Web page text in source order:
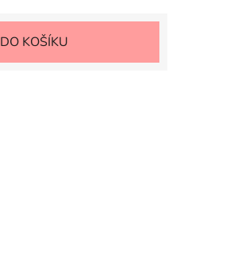
DO KOŠÍKU